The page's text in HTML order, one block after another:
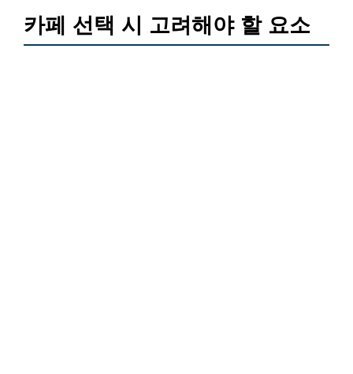
카페 선택 시 고려해야 할 요소